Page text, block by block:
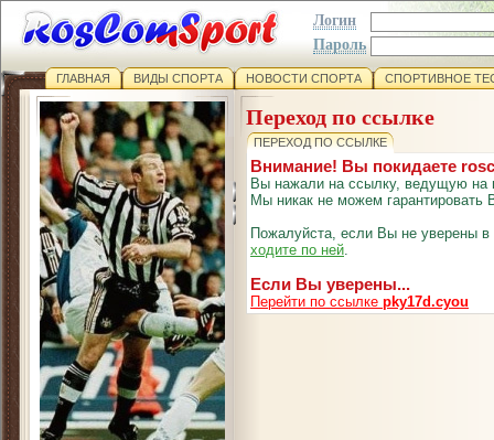
Логин
Пароль
ГЛАВНАЯ ВИДЫ СПОРТА НОВОСТИ СПОРТА СПОРТИВНОЕ
Переход по ссылке
ПЕРЕХОД ПО ССЫЛКЕ
Внимание! Вы покидаете
Вы нажали на ссылку, ведущую на
Мы никак не можем гарантировать
Пожалуйста, если Вы не уверены
ходите по ней.
Если Вы уверены...
Перейти по ссылке pky17d.cyou